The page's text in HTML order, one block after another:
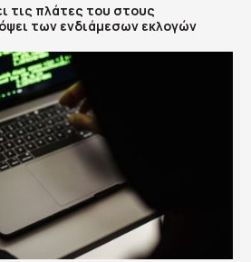
τις πλάτες του στους
των ενδιάμεσων εκλογών